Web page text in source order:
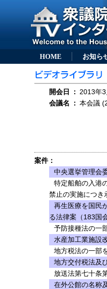
HOME お知ら
開会日 ： 2013年
会議名
： 本会議
案件：
中央選挙管理会
特定船舶の入港
禁止の実施につき
再生医療を国民
る法律案（183国
予防接種法の一
水産加工業施設
地方税法の一部
地方交付税法及
放送法第七十条
在外公館の名称